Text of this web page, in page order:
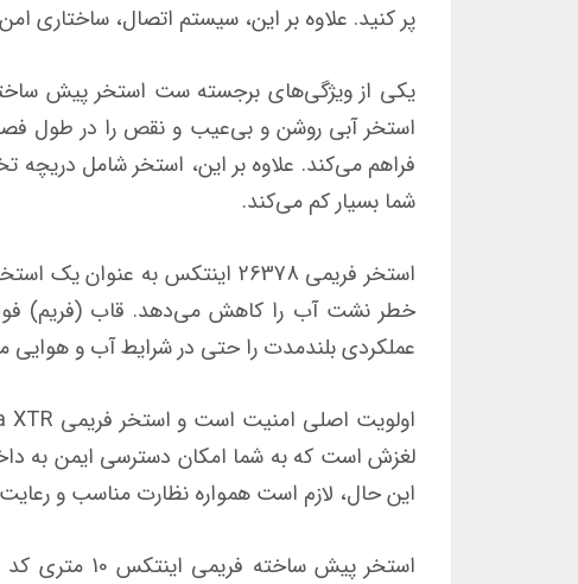
پر کنید. علاوه بر این، سیستم اتصال، ساختاری
استخر آبی روشن و بی‌عیب و نقص را در طول فصل
فراهم می‌کند. علاوه بر این، استخر شامل دریچه
شما بسیار کم می‌کند.
استخر فریمی 26378 اینتکس
خطر نشت آب را کاهش می‌دهد. قاب (فریم)
عملکردی بلندمدت را حتی در شرایط آب و هوایی
لغزش است که به شما امکان دسترسی ایمن به
این حال، لازم است همواره نظارت مناسب و